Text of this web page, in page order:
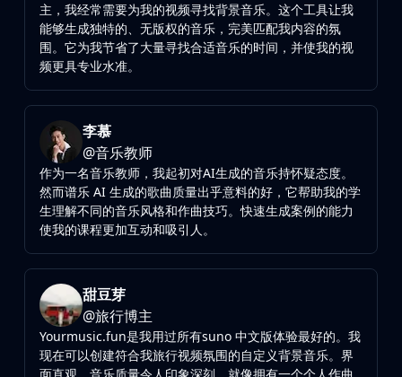
主，我经常需要为我的视频寻找背景音乐。这个工具让我
能够生成独特的、无版权的音乐，完美匹配我内容的氛
围。它为我节省了大量寻找合适音乐的时间，并使我的视
频更具专业水准。
李慕
@音乐教师
作为一名音乐教师，我起初对AI生成的音乐持怀疑态度。
然而谱乐 AI 生成的歌曲质量出乎意料的好，它帮助我的学
生理解不同的音乐风格和作曲技巧。快速生成案例的能力
使我的课程更加互动和吸引人。
甜豆芽
@旅行博主
Yourmusic.fun是我用过所有suno 中文版体验最好的。我
现在可以创建符合我旅行视频氛围的自定义背景音乐。界